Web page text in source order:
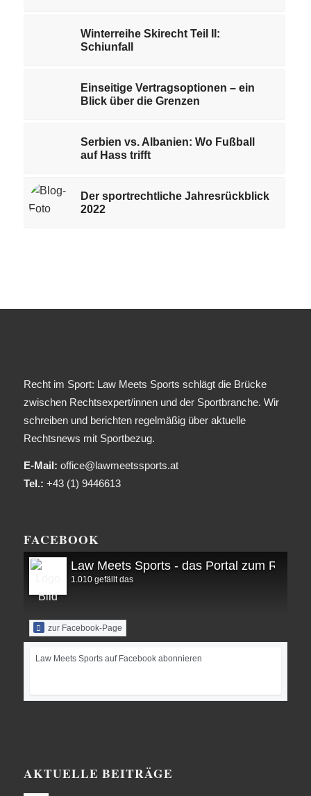
Winterreihe Skirecht Teil II:
Schiunfall
Einseitige Vertragsoptionen – ein
Blick über die Grenzen
Serbien vs. Albanien: Wo Fußball
auf Hass trifft
Der sportrechtliche Jahresrückblick
2022
Recht im Sport: Law Meets Sports schlägt die Brücke
zwischen Rechtsexpert/innen und der Sportbranche. Wir
schreiben und berichten regelmäßig über aktuelle
Rechtsnews mit Sportbezug.
E-Mail: office@lawmeetssports.at
Tel.: +43 (1) 9446613
FACEBOOK
Law Meets Sports - das Portal zum Recht
1.010 gefällt das
zur Facebook-Page
Law Meets Sports auf Facebook abonnieren
AKTUELLE BEITRÄGE